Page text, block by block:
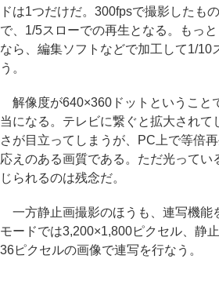
ドは1つだけだ。300fpsで撮影したも
で、1/5スローでの再生となる。もっ
なら、編集ソフトなどで加工して1/10
う。
解像度が640×360ドットということ
当になる。テレビに繋ぐと拡大されて
さが目立ってしまうが、PC上で等倍
応えのある画質である。ただ光ってい
じられるのは残念だ。
一方静止画撮影のほうも、連写機能
モードでは3,200×1,800ピクセル、静
36ピクセルの画像で連写を行なう。